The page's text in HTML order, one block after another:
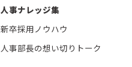
人事ナレッジ集
新卒採用ノウハウ
人事部長の想い切りトーク